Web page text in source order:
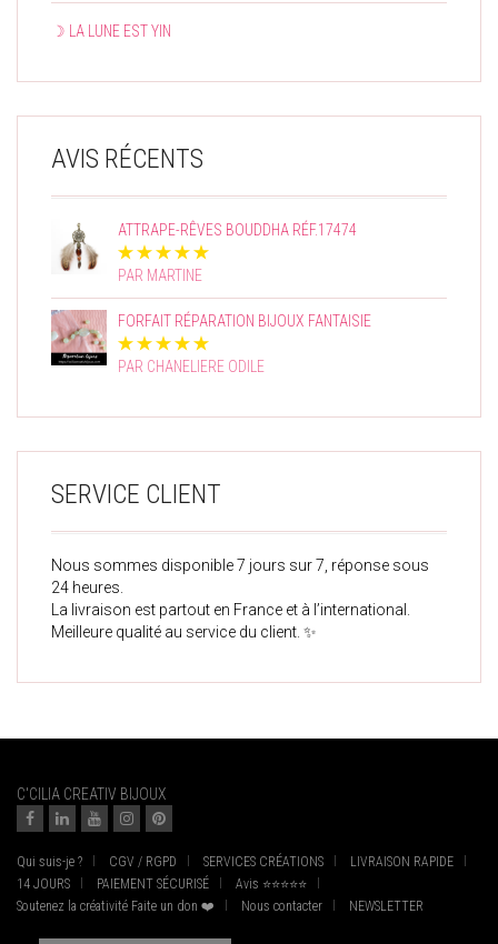
☽ LA LUNE EST YIN
AVIS RÉCENTS
ATTRAPE-RÊVES BOUDDHA RÉF.17474
PAR MARTINE
FORFAIT RÉPARATION BIJOUX FANTAISIE
PAR CHANELIERE ODILE
SERVICE CLIENT
Nous sommes disponible 7 jours sur 7, réponse sous
24 heures.
La livraison est partout en France et à l’international.
Meilleure qualité au service du client. ✨
C'CILIA CREATIV BIJOUX
Qui suis-je ? CGV / RGPD SERVICES CRÉATIONS
LIVRAISON RAPIDE
14 JOURS
PAIEMENT SÉCURISÉ
Avis ⭐⭐⭐⭐⭐
Soutenez la créativité Faite un don ❤️
Nous contacter NEWSLETTER